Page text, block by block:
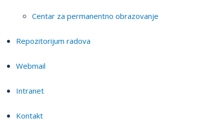
Centar za permanentno obrazovanje
Repozitorijum radova
Webmail
Intranet
Kontakt